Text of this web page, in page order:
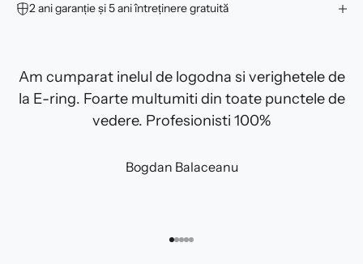
2 ani garanție și 5 ani întreținere gratuită
Am cumparat inelul de logodna si verighetele de
la E-ring. Foarte multumiti din toate punctele de
vedere. Profesionisti 100%
Bogdan Balaceanu
Mergi la articolul 1
Mergi la articolul 2
Mergi la articolul 3
Mergi la articolul 4
Mergi la articolul 5